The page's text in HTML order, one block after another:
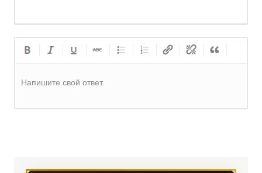
Напишите свой ответ.